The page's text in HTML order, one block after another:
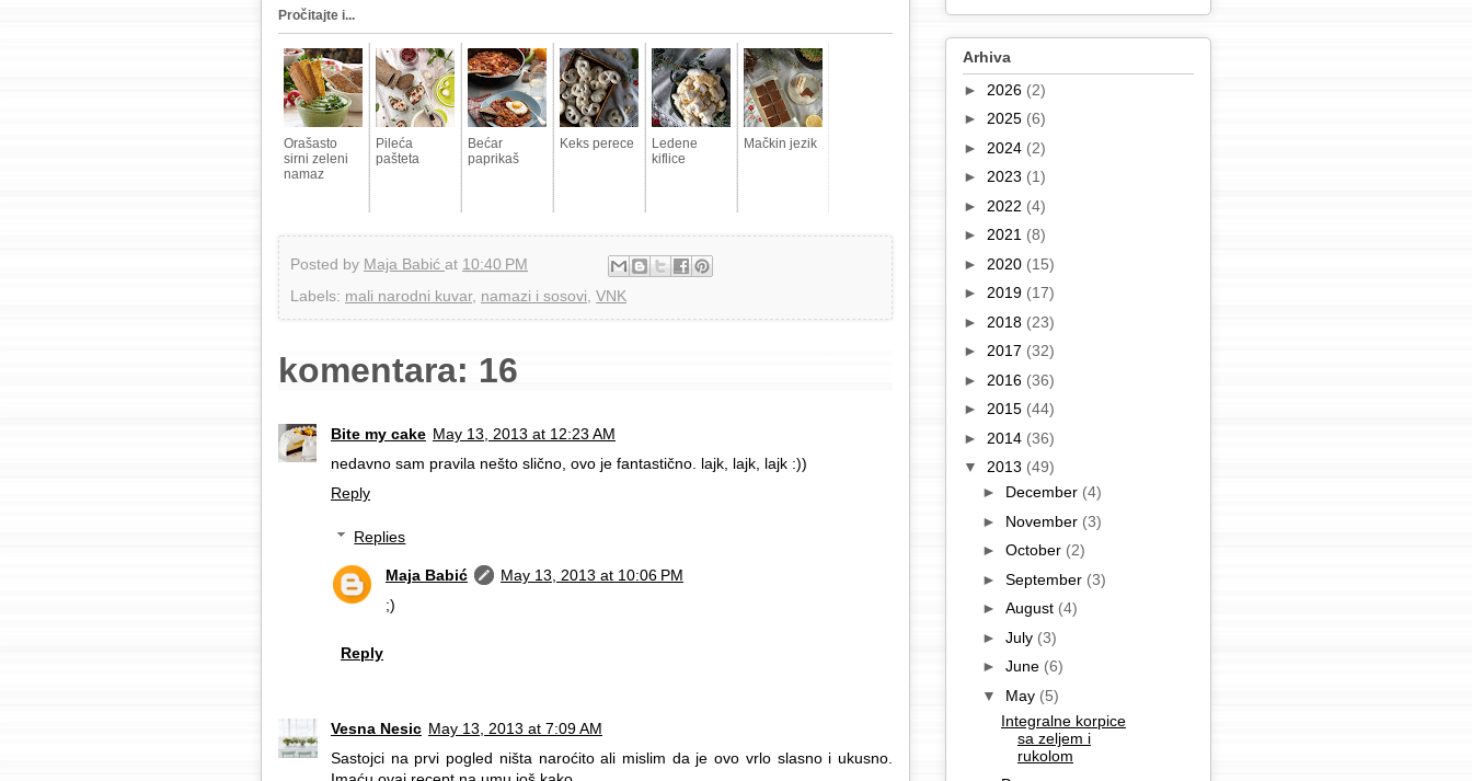
Pročitajte i...
Orašasto
sirni zeleni
namaz
Pileća
pašteta
Bećar
paprikaš
Keks perece
Ledene
kiflice
Mačkin jezik
Posted by Maja Babić at 10:40 PM
Labels: mali narodni kuvar, namazi i sosovi VNK
komentara: 16
Bite my cake May 13, 2013 at 12:23 AM
nedavno sam pravila nešto slično, ovo je fantastično. lajk, lajk, lajk :))
Reply
Replies
Maja Babić
May 13, 2013 at 10:06 PM
;)
Reply
Vesna Nesic May 13, 2013 at 7:09 AM
Sastojci na prvi pogled ništa naroćito ali mislim da je ovo vrlo slasno i ukusno.
Arhiva
► 2026 (2)
► 2025 (6)
► 2024 (2)
► 2023 (1)
► 2022 (4)
► 2021 (8)
► 2020 (15)
► 2019 (17)
► 2018 (23)
► 2017 (32)
► 2016 (36)
► 2015 (44)
► 2014 (36)
▼ 2013 (49)
► December (4)
► November (3)
► October (2)
► September (3)
► August (4)
► July (3)
► June (6)
▼ May (5)
Integralne korpice
sa zeljem i
rukolom